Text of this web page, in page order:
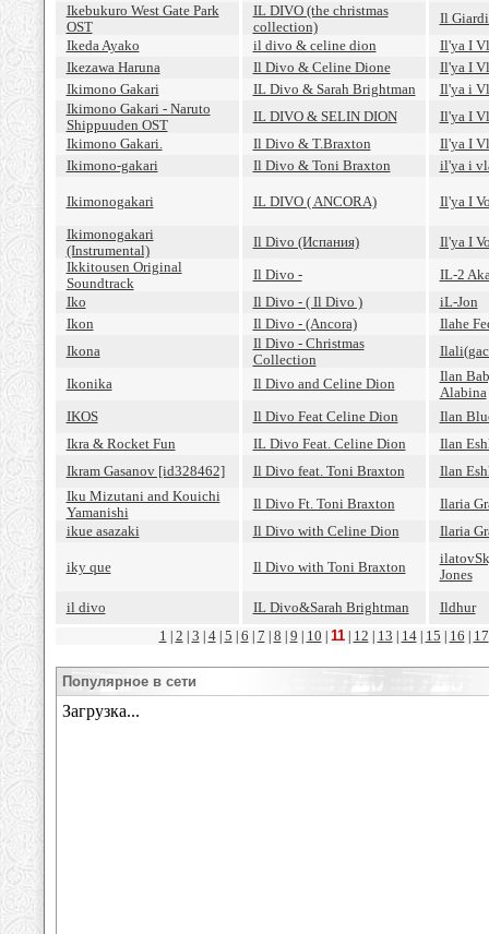
Ikebukuro West Gate Park
OST
IL DIVO (the christmas
collection)
Il
Ikeda Ayako
il divo & celine dion
Il'ya I
Ikezawa Haruna
Il Divo & Celine Dione
Il'ya I
Ikimono Gakari
IL Divo & Sarah Brightman
Il'ya i
Ikimono Gakari - Naruto
Shippuuden OST
IL DIVO & SELIN DION
Il'ya I
Ikimono Gakari.
Il Divo & T.Braxton
Il'ya I
Ikimono-gakari
Il Divo & Toni Braxton il'ya i
Ikimonogakari IL DIVO ( ANCORA)
Il'ya I
Ikimonogakari
(Instrumental)
Il Divo (Испания)
Il'ya I
Ikkitousen Original
Soundtrack
Il Divo -
IL-2
Iko
Il Divo - ( Il Divo )
iL-Jon
Ikon
Il Divo - (Ancora)
Ilahe
Ikona
Il Divo - Christmas
Collection
Ikonika
Il Divo and Celine Dion
Ilan
Alabina
IKOS
Il Divo Feat Celine Dion
Ilan
Ikra & Rocket Fun
IL Divo Feat. Celine Dion
Ilan
Ikram Gasanov [id328462]
Il Divo feat. Toni Braxton
Ilan
Iku Mizutani and Kouichi
Yamanishi
Il Divo Ft. Toni Braxton
Ilaria
ikue asazaki
Il Divo with Celine Dion Ilaria
iky que Il Divo with Toni Braxton
Jones
il divo
IL Divo&Sarah Brightman
Ildhur
1 2 3 4| 5 6 7 8 9 10 11| 12 13 14| 15 16 17
Популярное в сети